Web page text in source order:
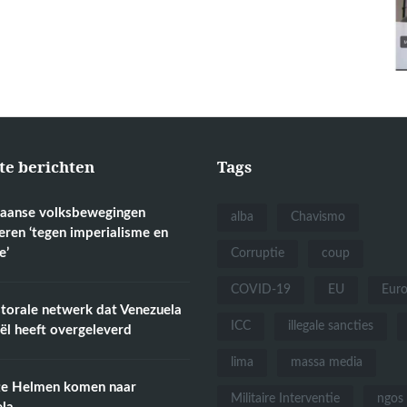
berichten
volksbewegingen
‘tegen imperialisme en
netwerk dat Venezuela
heeft overgeleverd
Helmen komen naar
Tags
alba Chavismo
Corruptie coup
COVID-19 EU
ICC illegale sancties
lima massa media
Militaire Interventie ngos